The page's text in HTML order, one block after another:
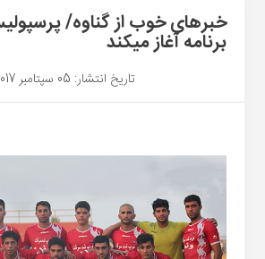
خبرهای خوب از گناوه/
برنامه آغاز میکند
تاریخ انتشار: 05 سپتامبر 2017